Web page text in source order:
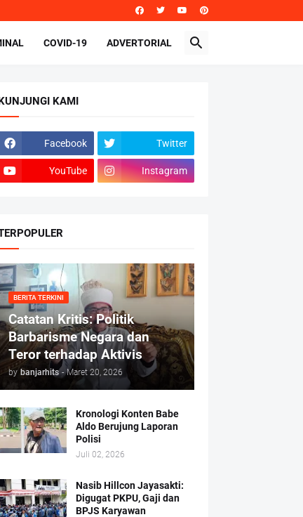
COVID-19 ADVERTORIAL
KAMI
Facebook Twitter
YouTube Instagram
BERITA TERKINI
Catatan Kritis: Politik
Barbarisme Negara dan
Teror terhadap Aktivis
by banjarhits - Maret 20, 2026
Kronologi Konten Babe
Aldo Berujung Laporan
Polisi
Juli 02, 2026
Nasib Hillcon Jayasakti:
Digugat PKPU, Gaji dan
BPJS Karyawan